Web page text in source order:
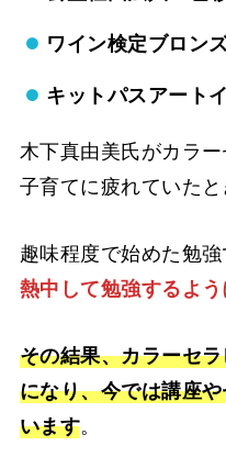
ワイン検定ブロン
キットパスアート
木下真由美氏がカラー
子育てに疲れていたと
趣味程度で始めた勉
熱中して勉強するよ
その結果、カラーセ
になり、今では講座
います。